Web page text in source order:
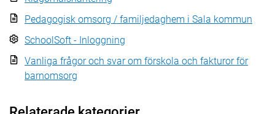
Pedagogisk omsorg / familjedaghem i Sala kommun
SchoolSoft - Inloggning
Vanliga frågor och svar om förskola och fakturor för
barnomsorg